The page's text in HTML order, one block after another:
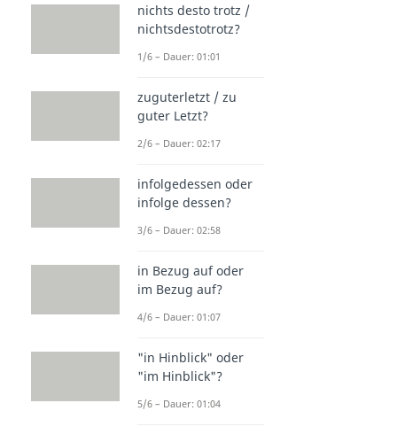
nichts desto trotz /
nichtsdestotrotz?
1/6 – Dauer: 01:01
zuguterletzt / zu
guter Letzt?
2/6 – Dauer: 02:17
infolgedessen oder
infolge dessen?
3/6 – Dauer: 02:58
in Bezug auf oder
im Bezug auf?
4/6 – Dauer: 01:07
"in Hinblick" oder
"im Hinblick"?
5/6 – Dauer: 01:04